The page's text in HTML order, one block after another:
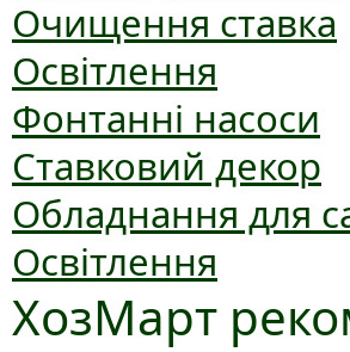
Очищення ставка
Освітлення
Фонтанні насоси
Ставковий декор
Обладнання для
Освітлення
ХозМарт